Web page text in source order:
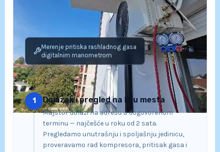
Merenje pritiska rashladnog gasa
digitalnim manometrom
1 Dolazak i pregled na licu mesta
Majstor dolazi na adresu u dogovorenom
terminu — najčešće u roku od 2 sata.
Pregledamo unutrašnju i spoljašnju jedinicu,
proveravamo rad kompresora, pritisak gasa i